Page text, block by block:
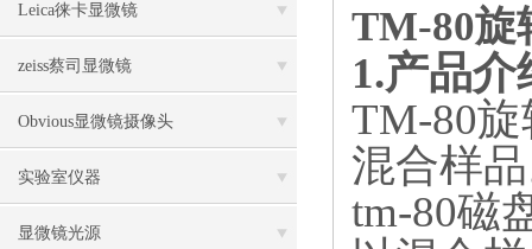
Leica徕卡显微镜
zeiss蔡司显微镜
Obvious显微镜摄像头
实验室仪器
显微镜光源
TM-80旋
1.产品介
TM-80
混合样
tm-80磁